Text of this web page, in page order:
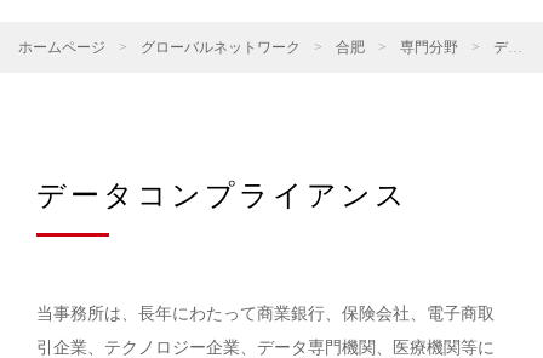
ホームページ > グローバルネットワーク > 合肥 > 専門分野 > デジタル科学技術・人工知能
データコンプライアンス
当事務所は、長年にわたって商業銀行、保険会社、電子商取
引企業、テクノロジー企業、データ専門機関、医療機関等に